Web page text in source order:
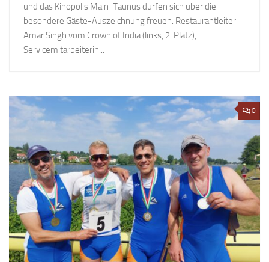
und das Kinopolis Main-Taunus dürfen sich über die
besondere Gäste-Auszeichnung freuen. Restaurantleiter
Amar Singh vom Crown of India (links, 2. Platz),
Servicemitarbeiterin...
0